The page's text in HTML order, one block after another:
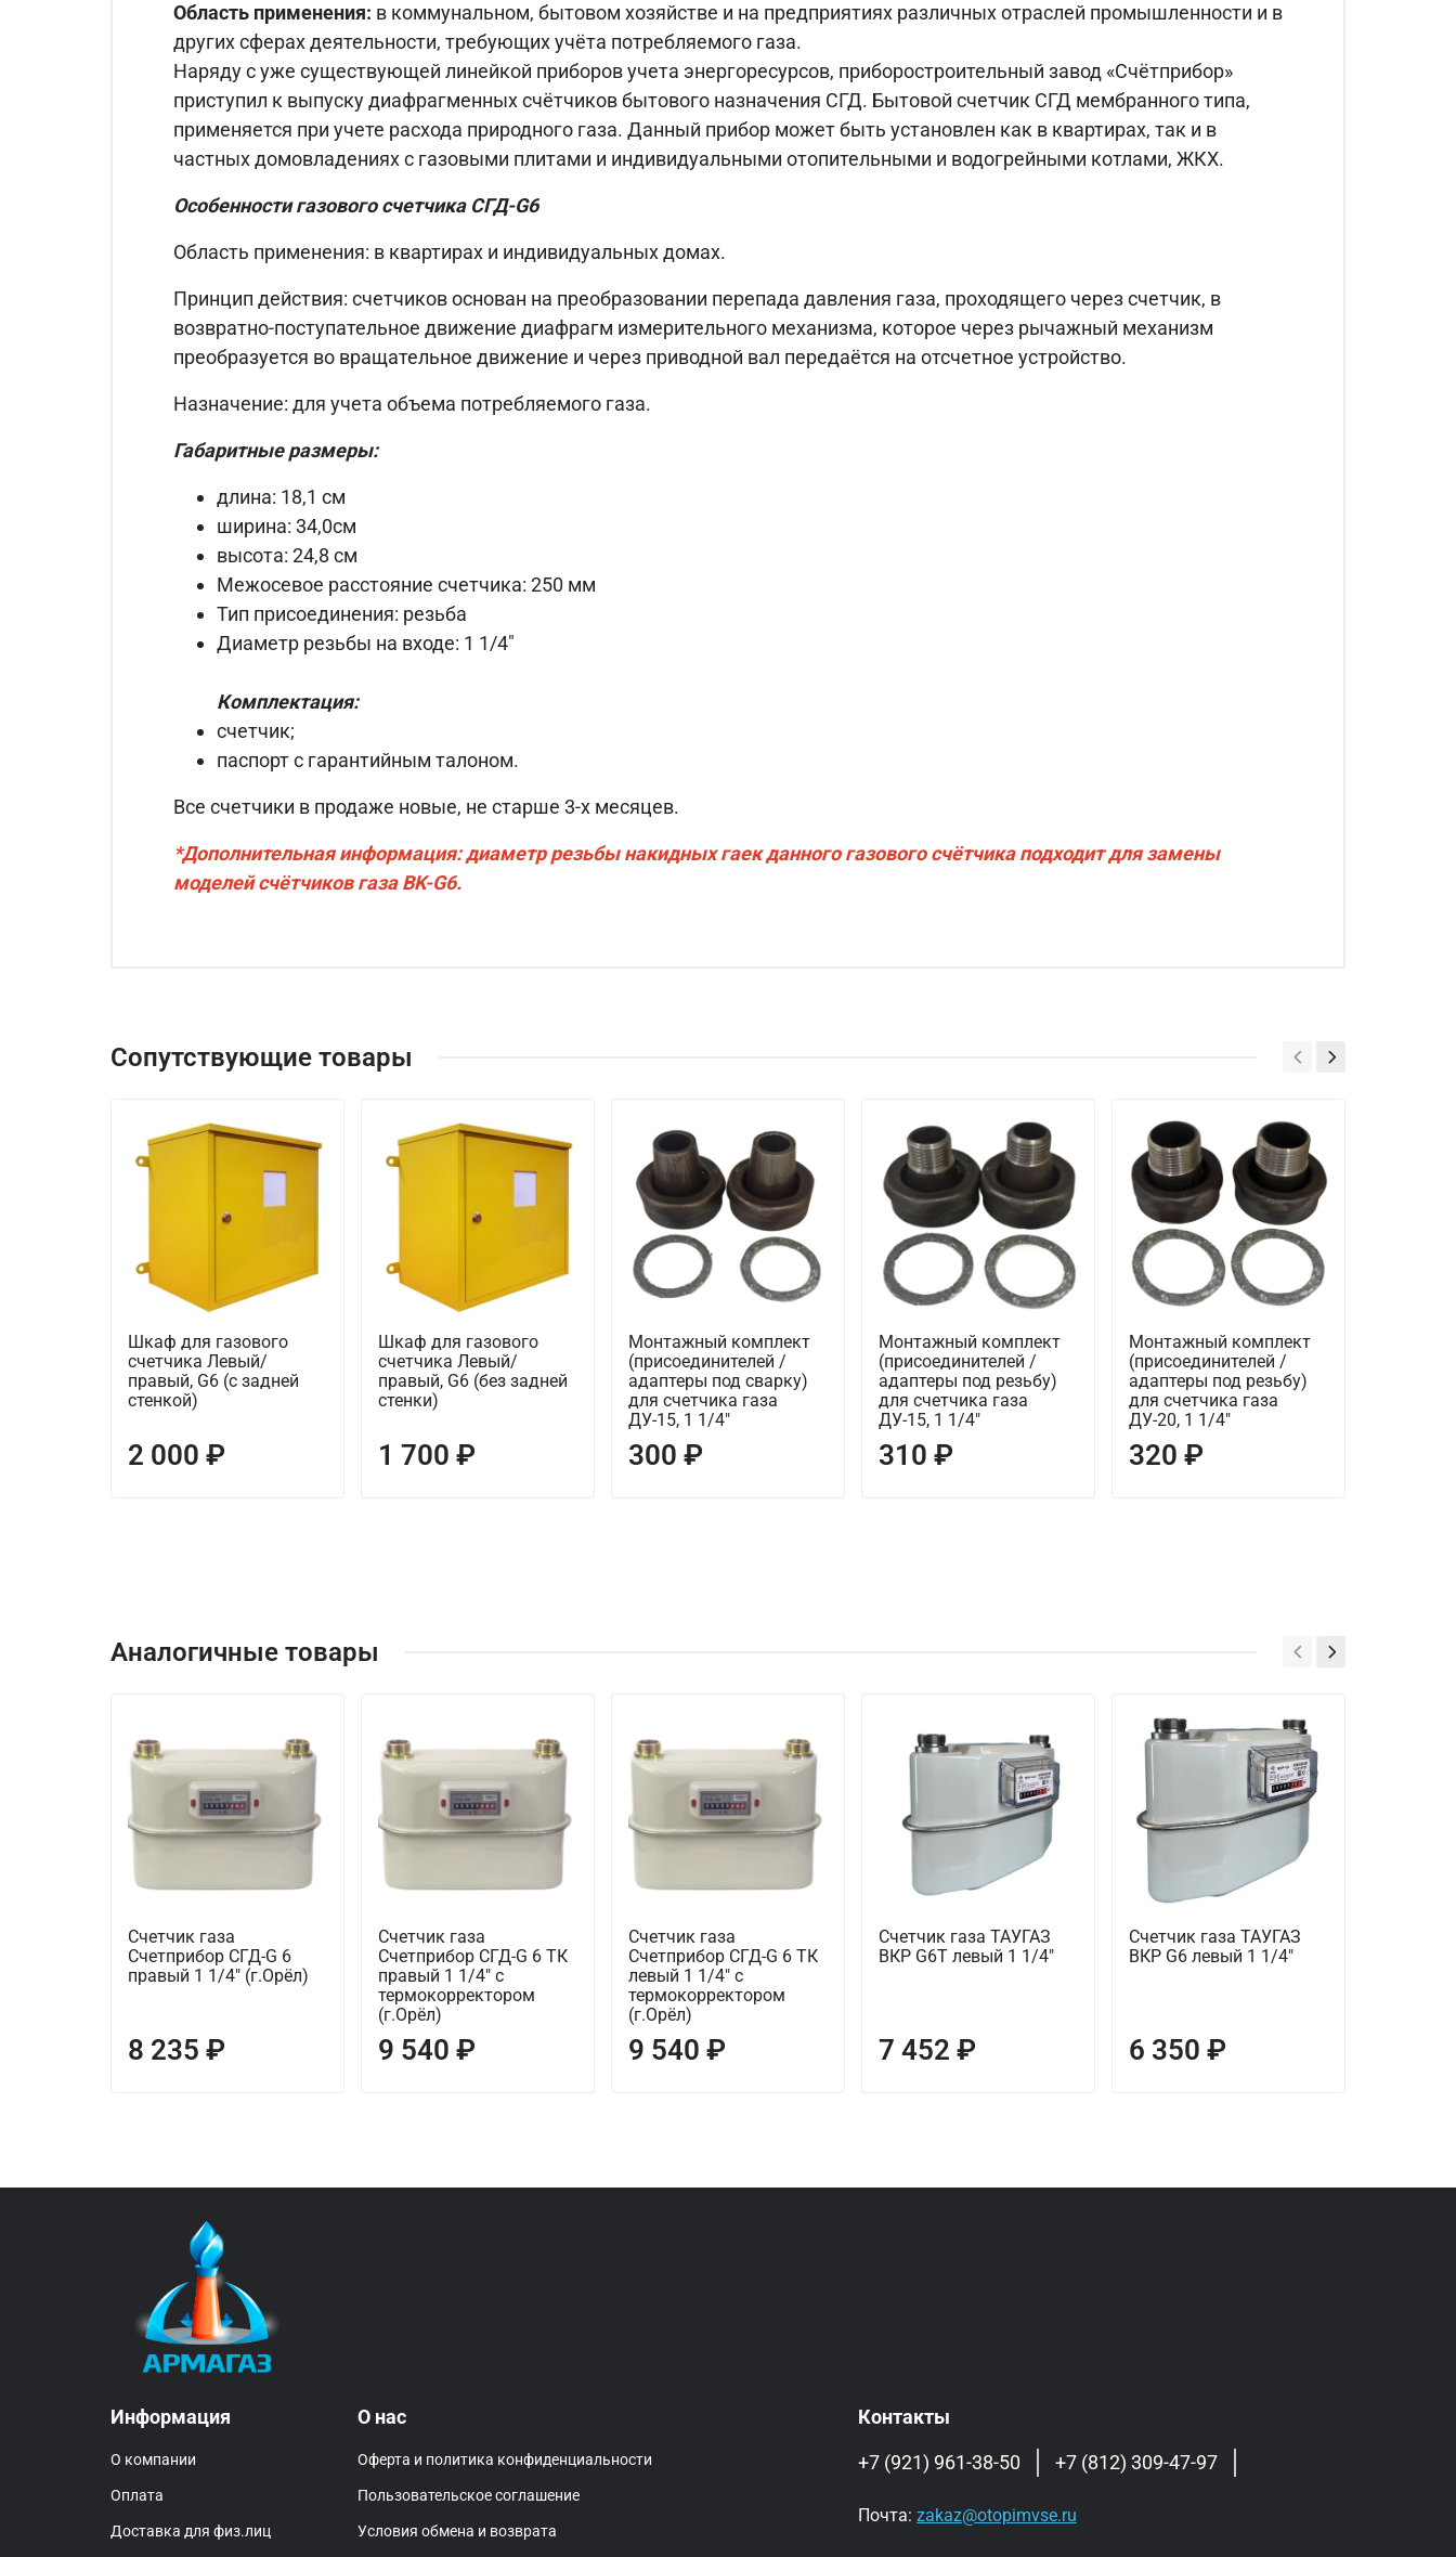
Область применения: в коммунальном, бытовом хозяйстве и на предприятиях различных отраслей промышленности и в
других сферах деятельности, требующих учёта потребляемого газа.
Наряду с уже существующей линейкой приборов учета энергоресурсов, приборостроительный завод «Счётприбор»
приступил к выпуску диафрагменных счётчиков бытового назначения СГД. Бытовой счетчик СГД мембранного типа,
применяется при учете расхода природного газа. Данный прибор может быть установлен как в квартирах, так и в
частных домовладениях с газовыми плитами и индивидуальными отопительными и водогрейными котлами, ЖКХ.
Особенности газового счетчика СГД-G6
Область применения: в квартирах и индивидуальных домах.
Принцип действия: счетчиков основан на преобразовании перепада давления газа, проходящего через счетчик, в
возвратно-поступательное движение диафрагм измерительного механизма, которое через рычажный механизм
преобразуется во вращательное движение и через приводной вал передаётся на отсчетное устройство.
Назначение: для учета объема потребляемого газа.
Габаритные размеры:
длина: 18,1 см
ширина: 34,0см
высота: 24,8 см
Межосевое расстояние счетчика: 250 мм
Тип присоединения: резьба
Диаметр резьбы на входе: 1 1/4"
Комплектация:
счетчик;
паспорт с гарантийным талоном.
Все счетчики в продаже новые, не старше 3-х месяцев.
*Дополнительная информация: диаметр резьбы накидных гаек данного газового счётчика подходит для замены
моделей счётчиков газа BK-G6.
Сопутствующие товары
Шкаф для газового
счетчика Левый/
правый, G6 (с задней
стенкой)
2 000 ₽
Шкаф для газового
счетчика Левый/
правый, G6 (без задней
стенки)
1 700 ₽
Монтажный комплект
(присоединителей /
адаптеры под сварку)
для счетчика газа
ДУ-15, 1 1/4"
300 ₽
Монтажный комплект
(присоединителей /
адаптеры под резьбу)
для счетчика газа
ДУ-15, 1 1/4"
310 ₽
Монтажный комплект
(присоединителей /
адаптеры под резьбу)
для счетчика газа
ДУ-20, 1 1/4"
320 ₽
Аналогичные товары
Счетчик газа
Счетприбор СГД-G 6
правый 1 1/4" (г.Орёл)
8 235 ₽
Счетчик газа
Счетприбор СГД-G 6 ТК
правый 1 1/4" с
термокорректором
(г.Орёл)
9 540 ₽
Счетчик газа
Счетприбор СГД-G 6 ТК
левый 1 1/4" с
термокорректором
(г.Орёл)
9 540 ₽
Счетчик газа ТАУГАЗ
ВКР G6Т левый 1 1/4"
7 452 ₽
Счетчик газа ТАУГАЗ
ВКР G6 левый 1 1/4"
6 350 ₽
Информация
О компании
Оплата
Доставка для физ.лиц
О нас
Оферта и политика конфиденциальности
Пользовательское соглашение
Условия обмена и возврата
Контакты
+7 (921) 961-38-50 +7 (812) 309-47-97
Почта: zakaz@otopimvse.ru